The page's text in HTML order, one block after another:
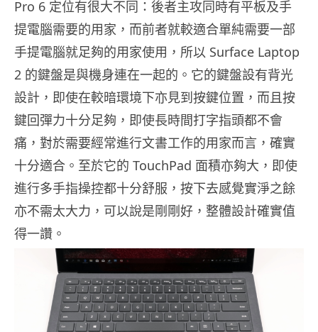
Pro 6 定位有很大不同：後者主攻同時有平板及手
提電腦需要的用家，而前者就較適合單純需要一部
手提電腦就足夠的用家使用，所以 Surface Laptop
2 的鍵盤是與機身連在一起的。它的鍵盤設有背光
設計，即使在較暗環境下亦見到按鍵位置，而且按
鍵回彈力十分足夠，即使長時間打字指頭都不會
痛，對於需要經常進行文書工作的用家而言，確實
十分適合。至於它的 TouchPad 面積亦夠大，即使
進行多手指操控都十分舒服，按下去感覺實淨之餘
亦不需太大力，可以說是剛剛好，整體設計確實值
得一讚。